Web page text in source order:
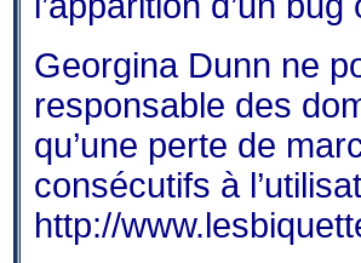
Georgina Dunn ne
responsable des
qu’une perte de
consécutifs à
http://